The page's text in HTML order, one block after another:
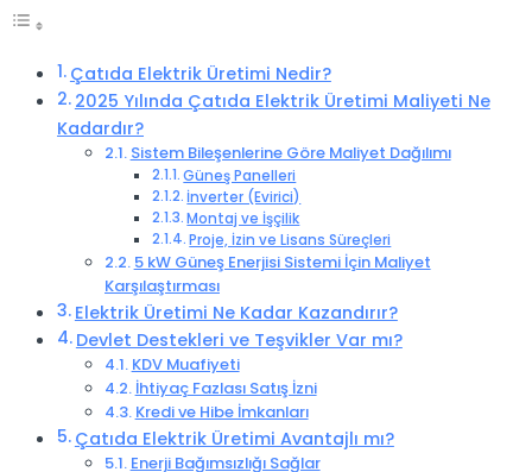
Çatıda Elektrik Üretimi Nedir?
2025 Yılında Çatıda Elektrik Üretimi Maliyeti Ne
Kadardır?
Sistem Bileşenlerine Göre Maliyet Dağılımı
Güneş Panelleri
İnverter (Evirici)
Montaj ve İşçilik
Proje, İzin ve Lisans Süreçleri
5 kW Güneş Enerjisi Sistemi İçin Maliyet
Karşılaştırması
Elektrik Üretimi Ne Kadar Kazandırır?
Devlet Destekleri ve Teşvikler Var mı?
KDV Muafiyeti
İhtiyaç Fazlası Satış İzni
Kredi ve Hibe İmkanları
Çatıda Elektrik Üretimi Avantajlı mı?
Enerji Bağımsızlığı Sağlar